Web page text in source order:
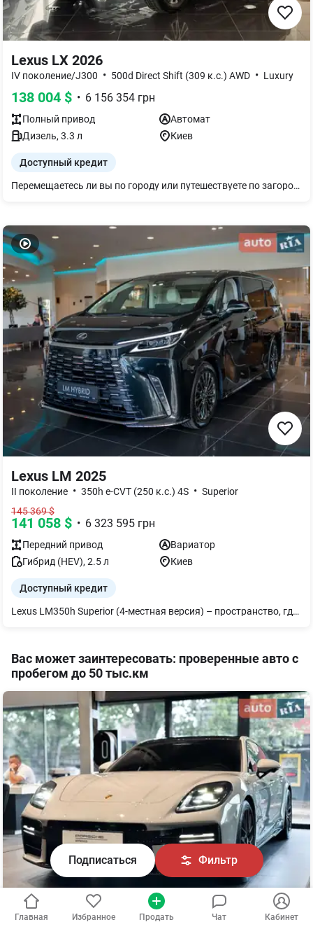
Подписаться Фильтр
Lexus LX 2026
IV поколение/J300 • 500d Direct Shift (309 к.с.) AWD • Luxury
138 004 $ • 6 156 354 грн
Полный привод
Автомат
Дизель, 3.3 л Киев
Доступный кредит
Перемещаетесь ли вы по городу или путешествуете по загородным дорогам — роскошный флагманский внедорожник Lexus LX 2026 сразу вызывает уважение своим ярким современным внешним видом, элегантными инновационными светодиодными фарами и выразительной фамильной решеткой радиатора. Наслаждайтесь исключительной управляемостью и мощностью дизельного турбодвигателя — LX 500d. А первая в истории Lexus LX комплектация Superior (с отдельными задними сиденьями и системой повышенного комфорта Otoman), разработанная мастерами Takumi, в сочетании с комплексом систем безопасности Lexus Safety System+ обеспечивает наивысший уровень безопасности для пассажиров. Для ознакомления с автомобилем приглашаем в новый флагманский дилерский центр «Лексус Київ Аеропорт», расположенный поблизости аэропорта Борисполь. Вас ждут тест-драйв, индивидуальные консультации и возможность испытать авто на скоростной трассе и на специально разработанном офф-роуд треке. Мы предлагаем полный спектр услуг: - продаж новых автомобилей - сервисное обслуживание - гарантия до 10 лет и 160 тыс. км - финансирование и кредитование. - подменное авто - профессиональную помощь в подборе модели, которая лучше всего соответствует вашим потребностям
Lexus LM 2025
II поколение • 350h e-CVT (250 к.с.) 4S • Superior
145 369$
141 058 $ • 6 323 595 грн
Передний привод
Вариатор
Гибрид (HEV), 2.5л Киев
Доступный кредит
Lexus LM350h Superior (4-местная версия) – пространство, где бизнес и комфорт сочетаются без компромиссов. Это не просто премиальный минивэн, а персональный офис и лаунж на колесах. Роскошные капитанские кресла второго ряда с функциями массажа, вентиляции и подогрева, мультимедийный дисплей для пассажиров, холодильник, раскладной столик и идеальная шумоизоляция создают атмосферу первого класса. Гибридная силовая установка обеспечивает плавное движение, а расход топлива составляет всего 5,6 л/100 км (смешанный цикл). Lexus LM350h Superior создан для тех, кто ждет максимума от каждой поездки. Посетите официальный дилерский центр Лексус Киев Запад и откройте для себя новый уровень премиального комфорта.
Вас может заинтересовать: проверенные авто с
пробегом до 50 тыс.км
Главная Избранное Продать Чат Кабинет